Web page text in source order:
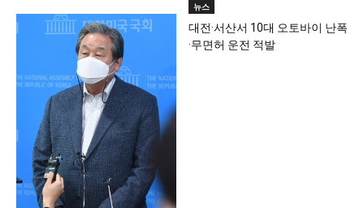
뉴스
대전·서산서 10대 오토바이 난폭
·무면허 운전 적발